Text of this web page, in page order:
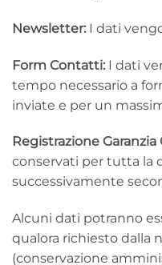
Newsletter: I dati
Form Contatti: I dati
tempo necessario a
inviate e per un
Registrazione Garanzia
conservati per tutta la
successivamente
Alcuni dati potranno
qualora richiesto dalla
(conservazione